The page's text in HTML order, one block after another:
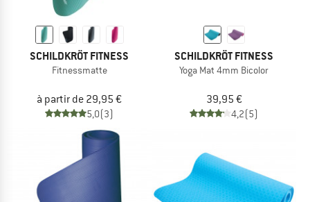
SCHILDKRÖT FITNESS
Fitnessmatte
à partir de 29,95 €
5,0(3)
SCHILDKRÖT FITNESS
Yoga Mat 4mm Bicolor
39,95 €
4,2(5)